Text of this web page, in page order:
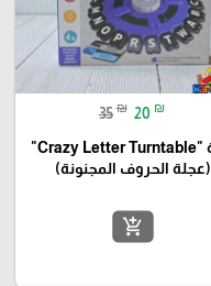
35 ₪ 20 ₪
لعبة "Crazy Letter Turntable"
(عجلة الحروف المجنونة)
add_shopping_cart